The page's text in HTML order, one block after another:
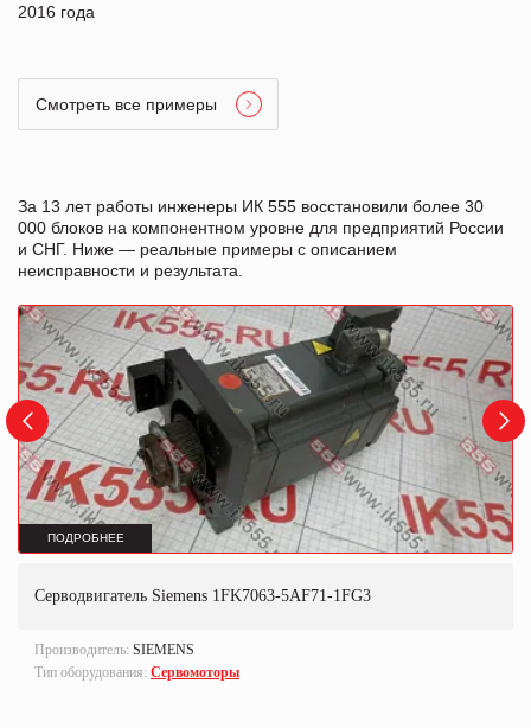
2016 года
Смотреть все примеры
За 13 лет работы инженеры ИК 555 восстановили более 30
000 блоков на компонентном уровне для предприятий России
и СНГ. Ниже — реальные примеры с описанием
неисправности и результата.
ПОДРОБНЕЕ
Серводвигатель Siemens 1FK7063-5AF71-1FG3
Производитель: SIEMENS
Тип оборудования: Сервомоторы